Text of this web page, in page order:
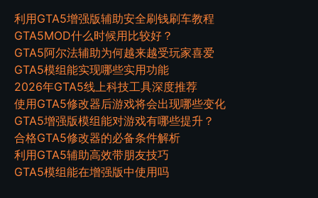
利用GTA5增强版辅助安全刷钱刷车教程
GTA5MOD什么时候用比较好？
GTA5阿尔法辅助为何越来越受玩家喜爱
GTA5模组能实现哪些实用功能
2026年GTA5线上科技工具深度推荐
使用GTA5修改器后游戏将会出现哪些变化
GTA5增强版模组能对游戏有哪些提升？
合格GTA5修改器的必备条件解析
利用GTA5辅助高效带朋友技巧
GTA5模组能在增强版中使用吗